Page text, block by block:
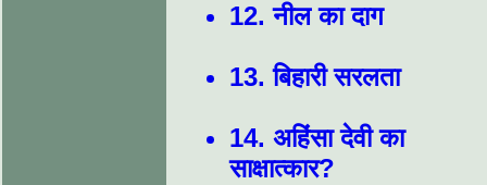
12. नील का दाग
13. बिहारी सरलता
14. अहिंसा देवी का
साक्षात्कार?